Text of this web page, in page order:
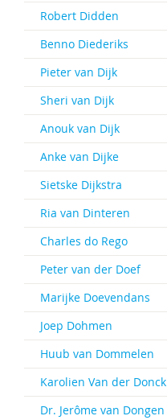
Robert Didden
Benno Diederiks
Pieter van Dijk
Sheri van Dijk
Anouk van Dijk
Anke van Dijke
Sietske Dijkstra
Ria van Dinteren
Charles do Rego
Peter van der Doef
Marijke Doevendans
Joep Dohmen
Huub van Dommelen
Karolien Van der Donck
Dr. Jerôme van Dongen